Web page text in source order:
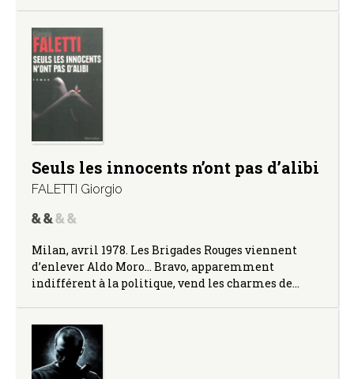
Seuls les innocents n’ont pas d’alibi
FALETTI Giorgio
Milan, avril 1978. Les Brigades Rouges viennent
d’enlever Aldo Moro… Bravo, apparemment
indifférent à la politique, vend les charmes de…